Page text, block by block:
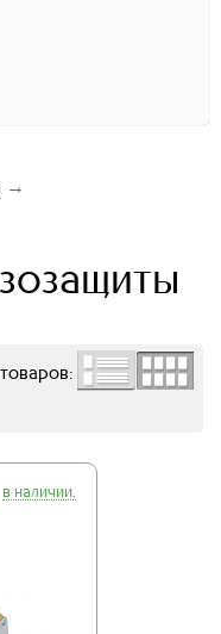
→
в наличии.